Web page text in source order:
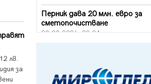
лв.
за
Перник дава 20 млн. евро за
сметопочистване
08.08.2026, 00:24
07.08.2026, 14:52